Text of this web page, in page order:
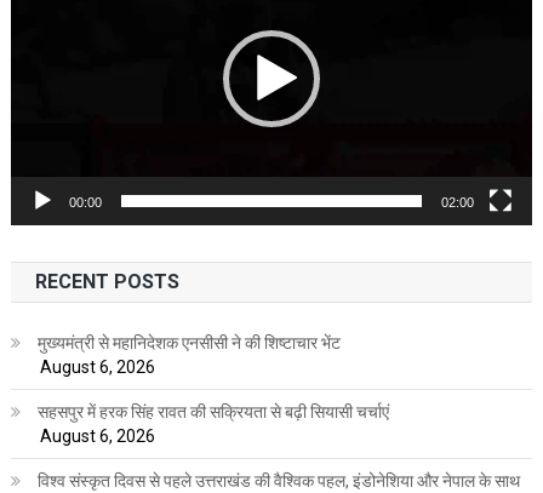
00:00 02:00
RECENT POSTS
मुख्यमंत्री से महानिदेशक एनसीसी ने की शिष्टाचार भेंट
August 6, 2026
सहसपुर में हरक सिंह रावत की सक्रियता से बढ़ी सियासी चर्चाएं
August 6, 2026
विश्व संस्कृत दिवस से पहले उत्तराखंड की वैश्विक पहल, इंडोनेशिया और नेपाल के साथ